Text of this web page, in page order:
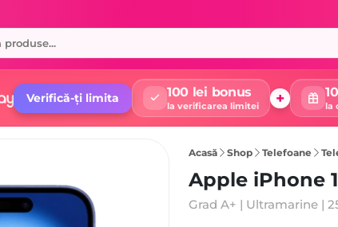
Verifică-ți limita 100 lei bonus
la verificarea limitei + la
Acasă Shop Telefoane
Apple iPhone
Grad A+ | Ultramarine |